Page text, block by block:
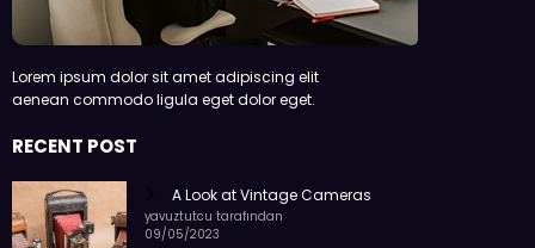
Lorem ipsum dolor sit amet adipiscing elit
aenean commodo ligula eget dolor eget.
RECENT POST
A Look at Vintage Cameras
yavuztutcu tarafından
09/05/2023